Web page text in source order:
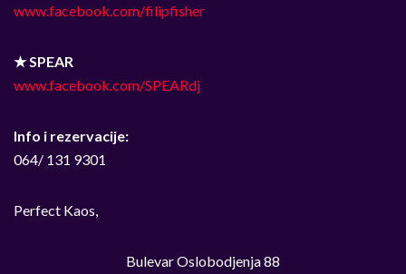
www.facebook.com/filipfisher
★ SPEAR
www.facebook.com/SPEARdj
Info i rezervacije:
064/ 131 9301
Perfect Kaos,
Bulevar Oslobodjenja 88